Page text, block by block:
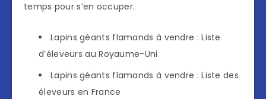
temps pour s’en occuper.
Lapins géants flamands à vendre : Liste
d’éleveurs au Royaume-Uni
Lapins géants flamands à vendre : Liste des
éleveurs en France